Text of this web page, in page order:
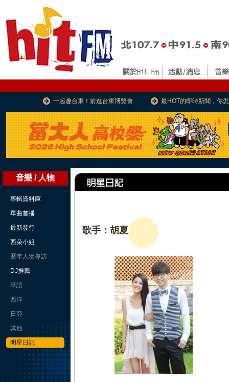
一起趣台東！前進台東博覽會 最HOT的即時新聞，你
音樂 / 人物
專輯資料庫
單曲首播
最新發行
西朵小姐
歷年人物專訪
DJ推薦
華語
西洋
日亞
其他
明星日記
歌手：胡夏